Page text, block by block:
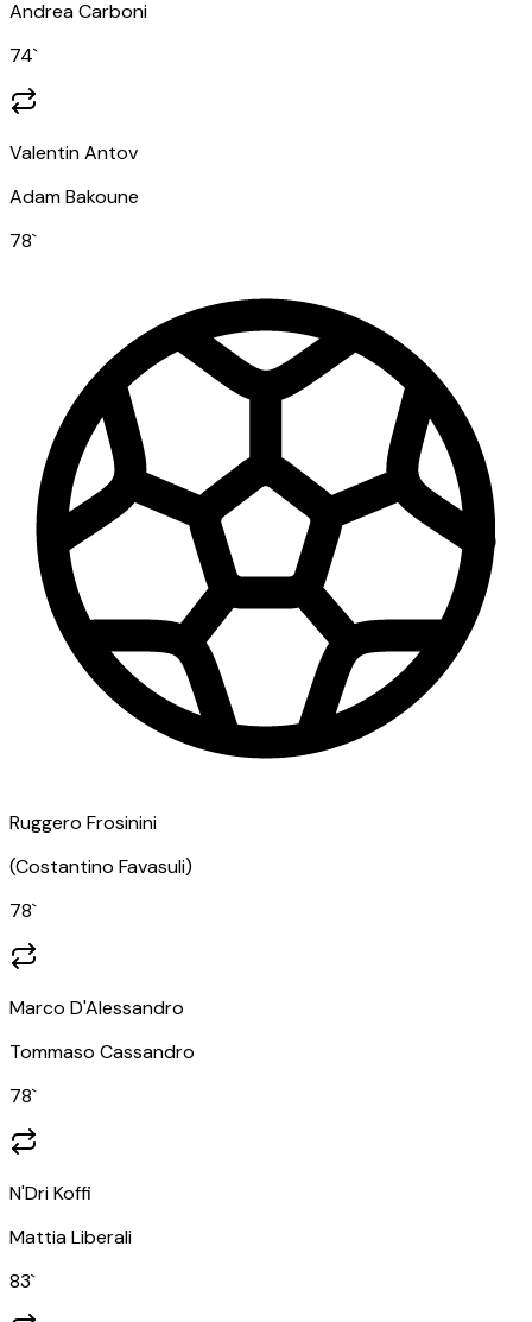
Andrea Carboni
74`
Valentin Antov
Adam Bakoune
78`
Ruggero Frosinini
(Costantino Favasuli)
78`
Marco D'Alessandro
Tommaso Cassandro
78`
N'Dri Koffi
Mattia Liberali
83`